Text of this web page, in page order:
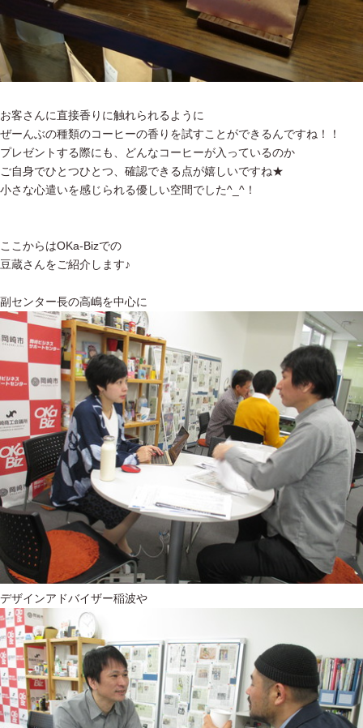
お客さんに直接香りに触れられるように
ぜーんぶの種類のコーヒーの香りを試すことができるんですね！！
プレゼントする際にも、どんなコーヒーが入っているのか
ご自身でひとつひとつ、確認できる点が嬉しいですね★
小さな心遣いを感じられる優しい空間でした^_^！
ここからはOKa-Bizでの
豆蔵さんをご紹介します♪
副センター長の高嶋を中心に
デザインアドバイザー稲波や